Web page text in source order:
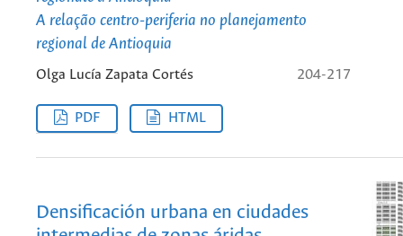
A relação centro-periferia no planejamento
regional de Antioquia
Olga Lucía Zapata Cortés 204-217
PDF HTML
Densificación urbana en ciudades